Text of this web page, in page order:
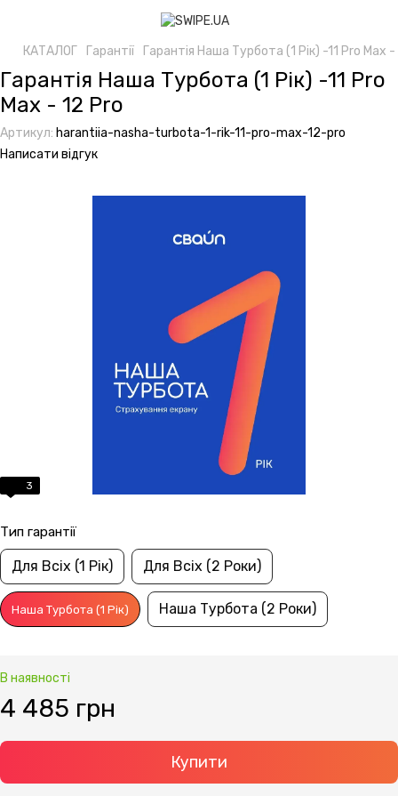
КАТАЛОГ Гарантії Гарантія Наша Турбота (1 Рік) -11 Pro Max
Гарантія Наша Турбота (1 Рік) -11 Pro
Max - 12 Pro
Артикул: harantiia-nasha-turbota-1-rik-11-pro-max-12-pro
Написати відгук
3
Тип гарантії
Для Всіх (1 Рік) Для Всіх (2 Роки)
Наша Турбота (1 Рік) Наша Турбота (2 Роки)
В наявності
4 485 грн
Купити